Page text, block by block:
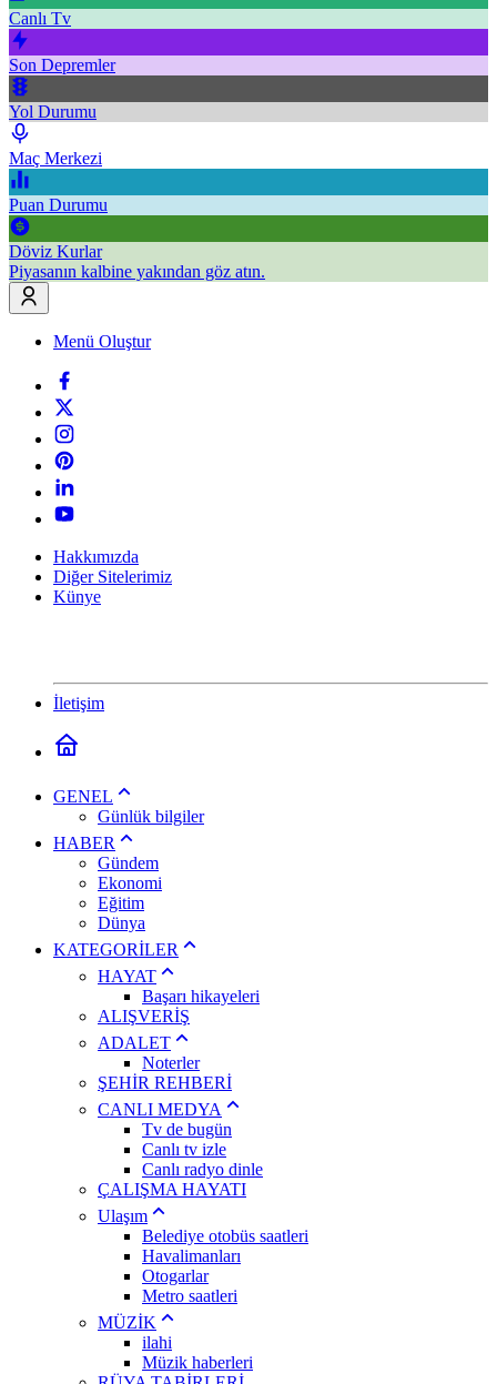
Canlı Tv
Son Depremler
Yol Durumu
Maç Merkezi
Puan Durumu
Döviz Kurlar
Piyasanın kalbine yakından göz atın.
Menü Oluştur
Hakkımızda
Diğer Sitelerimiz
Künye
İletişim
GENEL
Günlük bilgiler
HABER
Gündem
Ekonomi
Eğitim
Dünya
KATEGORİLER
HAYAT
Başarı hikayeleri
ALIŞVERİŞ
ADALET
Noterler
ŞEHİR REHBERİ
CANLI MEDYA
Tv de bugün
Canlı tv izle
Canlı radyo dinle
ÇALIŞMA HAYATI
Ulaşım
Belediye otobüs saatleri
Havalimanları
Otogarlar
Metro saatleri
MÜZİK
ilahi
Müzik haberleri